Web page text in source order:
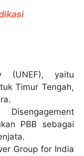
(UNEF), yaitu
Timur Tengah,
PBB sebagai
Group for India